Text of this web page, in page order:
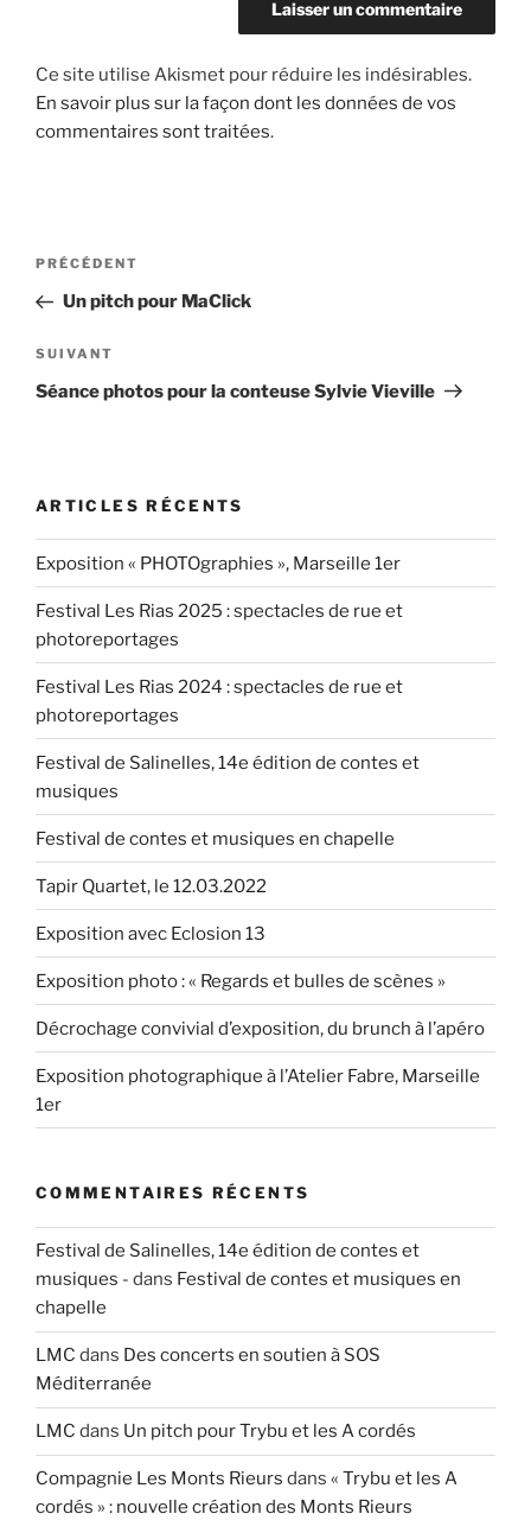
Ce site utilise Akismet pour réduire les indésirables.
En savoir plus sur la façon dont les données de vos
commentaires sont traitées.
Navigation
l’article
Article
précédent
PRÉCÉDENT
Un pitch pour MaClick
Article
suivant
SUIVANT
Séance photos pour la conteuse Sylvie Vieville
ARTICLES RÉCENTS
Exposition « PHOTOgraphies », Marseille 1er
Festival Les Rias 2025 : spectacles de rue et
photoreportages
Festival Les Rias 2024 : spectacles de rue et
photoreportages
Festival de Salinelles, 14e édition de contes et
musiques
Festival de contes et musiques en chapelle
Tapir Quartet, le 12.03.2022
Exposition avec Eclosion 13
Exposition photo : « Regards et bulles de scènes »
Décrochage convivial d’exposition, du brunch à l’apéro
Exposition photographique à l’Atelier Fabre, Marseille
1er
COMMENTAIRES RÉCENTS
Festival de Salinelles, 14e édition de contes et
musiques - dans Festival de contes et musiques en
chapelle
LMC dans Des concerts en soutien à SOS
Méditerranée
LMC dans Un pitch pour Trybu et les A cordés
Compagnie Les Monts Rieurs dans « Trybu et les A
cordés » : nouvelle création des Monts Rieurs